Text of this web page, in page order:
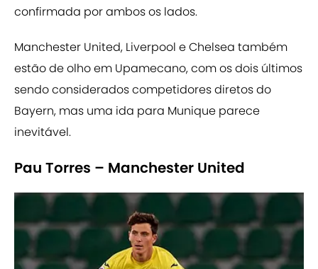
confirmada por ambos os lados.
Manchester United, Liverpool e Chelsea também
estão de olho em Upamecano, com os dois últimos
sendo considerados competidores diretos do
Bayern, mas uma ida para Munique parece
inevitável.
Pau Torres – Manchester United